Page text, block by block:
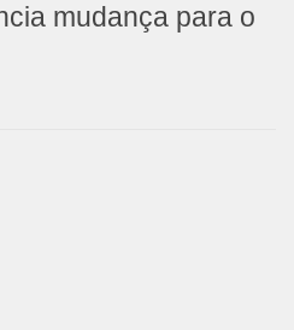
mudança para o